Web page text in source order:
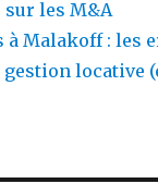
sur les M&A
Malakoff : les
gestion locative